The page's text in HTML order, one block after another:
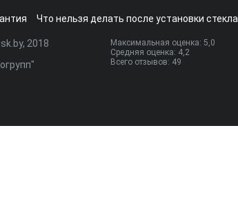
Что нельзя делать после установки стекла
2018
Максимальная оценка: 5,0
Средняя оценка: 4,2
Всего отзывов: 49